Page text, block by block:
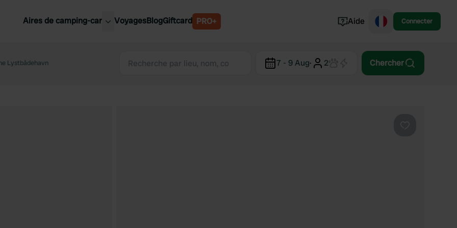
Aires de camping-car
Slovénie
VoyagesBlogGiftcard PRO+ Aide Connecter
Lystbådehavn 7 - 9 Aug· 2 Chercher